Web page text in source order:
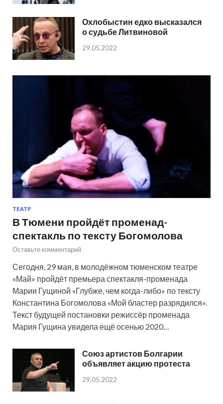
Охлобыстин едко высказался
о судьбе Литвиновой
29.05.2022
ТЕАТР
В Тюмени пройдёт променад-
спектакль по тексту Богомолова
Оставьте комментарий
Сегодня, 29 мая, в молодёжном тюменском театре
«Май» пройдёт премьера спектакля-променада
Марии Гущиной «Глубже, чем когда-либо» по тексту
Константина Богомолова «Мой бластер разрядился».
Текст будущей постановки режиссёр променада
Мария Гущина увидела ещё осенью 2020…
Союз артистов Болгарии
объявляет акцию протеста
29.05.2022